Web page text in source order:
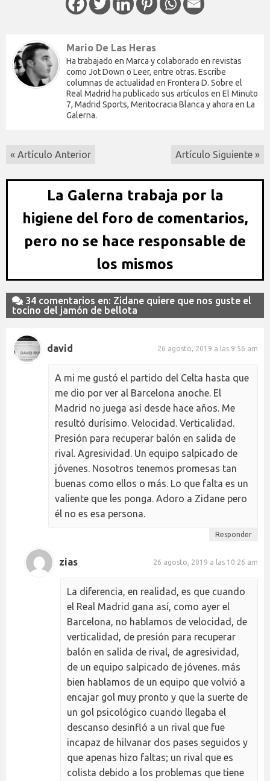
Mario De Las Heras
Ha trabajado en Marca y colaborado en revistas
como Jot Down o Leer, entre otras. Escribe
columnas de actualidad en Frontera D. Sobre el
Real Madrid ha publicado sus artículos en El Minuto
7, Madrid Sports, Meritocracia Blanca y ahora en La
Galerna.
« Artículo Anterior Artículo Siguiente »
La Galerna trabaja por la
higiene del foro de comentarios,
pero no se hace responsable de
los mismos
34 comentarios en: Zidane quiere que nos guste el
tocino del jamón de bellota
david 26 agosto, 2019 a las 9:56 am
A mi me gustó el partido del Celta hasta que
me dio por ver al Barcelona anoche. El
Madrid no juega así desde hace años. Me
resultó durísimo. Velocidad. Verticalidad.
Presión para recuperar balón en salida de
rival. Agresividad. Un equipo salpicado de
jóvenes. Nosotros tenemos promesas tan
buenas como ellos o más. Lo que falta es un
valiente que les ponga. Adoro a Zidane pero
él no es esa persona.
Responder
zias 26 agosto, 2019 a las 10:26 am
La diferencia, en realidad, es que cuando
el Real Madrid gana así, como ayer el
Barcelona, no hablamos de velocidad, de
verticalidad, de presión para recuperar
balón en salida de rival, de agresividad,
de un equipo salpicado de jóvenes. más
bien hablamos de un equipo que volvió a
encajar gol muy pronto y que la suerte de
un gol psicológico cuando llegaba el
descanso desinfló a un rival que fue
incapaz de hilvanar dos pases seguidos y
que apenas hizo faltas; un rival que es
colista debido a los problemas que tiene